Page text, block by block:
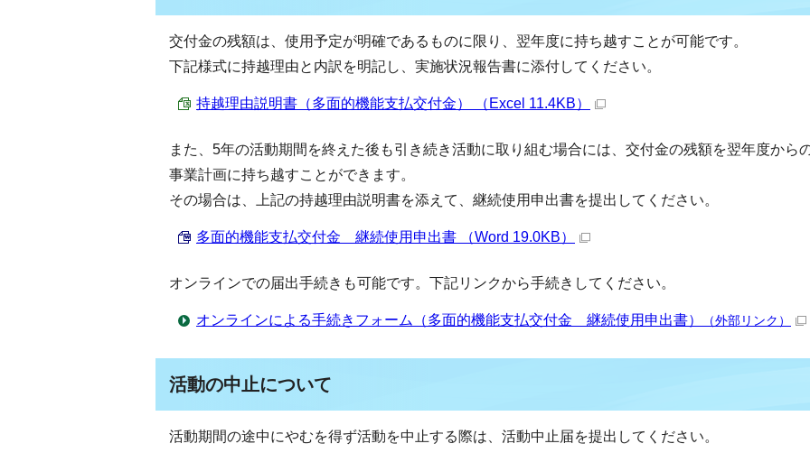
交付金の残額は、使用予定が明確であるものに限り、翌年度に持ち越すことが可能です。
下記様式に持越理由と内訳を明記し、実施状況報告書に添付してください。
持越理由説明書（多面的機能支払交付金） （Excel 11.4KB）
また、5年の活動期間を終えた後も引き続き活動に取り組む場合には、交付金の残額を翌年度から
事業計画に持ち越すことができます。
その場合は、上記の持越理由説明書を添えて、継続使用申出書を提出してください。
多面的機能支払交付金 継続使用申出書 （Word 19.0KB）
オンラインでの届出手続きも可能です。下記リンクから手続きしてください。
オンラインによる手続きフォーム（多面的機能支払交付金 継続使用申出書） （外部リンク）
活動の中止について
活動期間の途中にやむを得ず活動を中止する際は、活動中止届を提出してください。